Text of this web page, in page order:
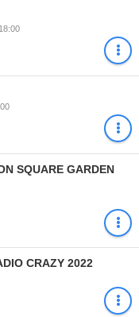
SQUARE GARDEN
CRAZY 2022